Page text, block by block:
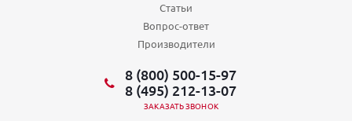
Статьи
Вопрос-ответ
Производители
8 (800) 500-15-97
8 (495) 212-13-07
ЗАКАЗАТЬ ЗВОНОК